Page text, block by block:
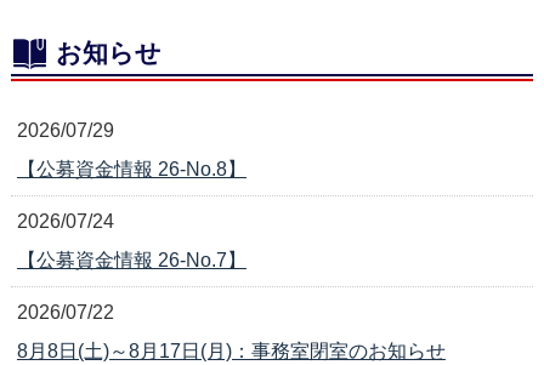
お知らせ
2026/07/29
【公募資金情報 26-No.8】
2026/07/24
【公募資金情報 26-No.7】
2026/07/22
8月8日(土)～8月17日(月)：事務室閉室のお知らせ